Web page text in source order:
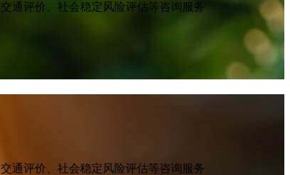
通评价、社会稳定风险评估等咨询服务
通评价、社会稳定风险评估等咨询服务